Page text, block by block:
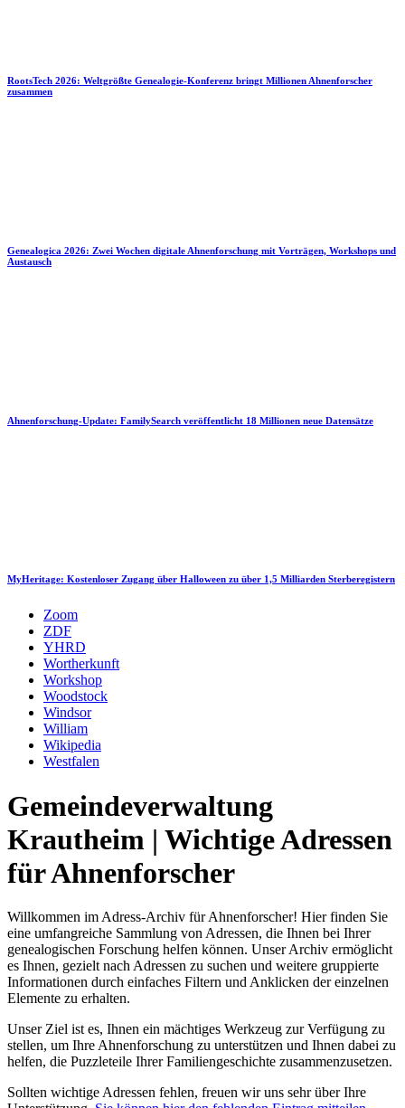
RootsTech 2026: Weltgrößte Genealogie-Konferenz bringt Millionen Ahnenforscher
zusammen
Genealogica 2026: Zwei Wochen digitale Ahnenforschung mit Vorträgen, Workshops und
Austausch
Ahnenforschung-Update: FamilySearch veröffentlicht 18 Millionen neue Datensätze
MyHeritage: Kostenloser Zugang über Halloween zu über 1,5 Milliarden Sterberegistern
Zoom
ZDF
YHRD
Wortherkunft
Workshop
Woodstock
Windsor
William
Wikipedia
Westfalen
Gemeindeverwaltung
Krautheim | Wichtige Adressen
für Ahnenforscher
Willkommen im Adress-Archiv für Ahnenforscher! Hier finden Sie
eine umfangreiche Sammlung von Adressen, die Ihnen bei Ihrer
genealogischen Forschung helfen können. Unser Archiv ermöglicht
es Ihnen, gezielt nach Adressen zu suchen und weitere gruppierte
Informationen durch einfaches Filtern und Anklicken der einzelnen
Elemente zu erhalten.
Unser Ziel ist es, Ihnen ein mächtiges Werkzeug zur Verfügung zu
stellen, um Ihre Ahnenforschung zu unterstützen und Ihnen dabei zu
helfen, die Puzzleteile Ihrer Familiengeschichte zusammenzusetzen.
Sollten wichtige Adressen fehlen, freuen wir uns sehr über Ihre